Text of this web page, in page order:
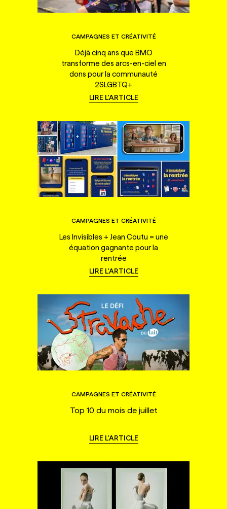
CAMPAGNES ET CRÉATIVITÉ
Déjà cinq ans que BMO
transforme des arcs-en-ciel en
dons pour la communauté
2SLGBTQ+
LIRE L'ARTICLE
CAMPAGNES ET CRÉATIVITÉ
Les Invisibles + Jean Coutu = une
équation gagnante pour la
rentrée
LIRE L'ARTICLE
CAMPAGNES ET CRÉATIVITÉ
Top 10 du mois de juillet
LIRE L'ARTICLE